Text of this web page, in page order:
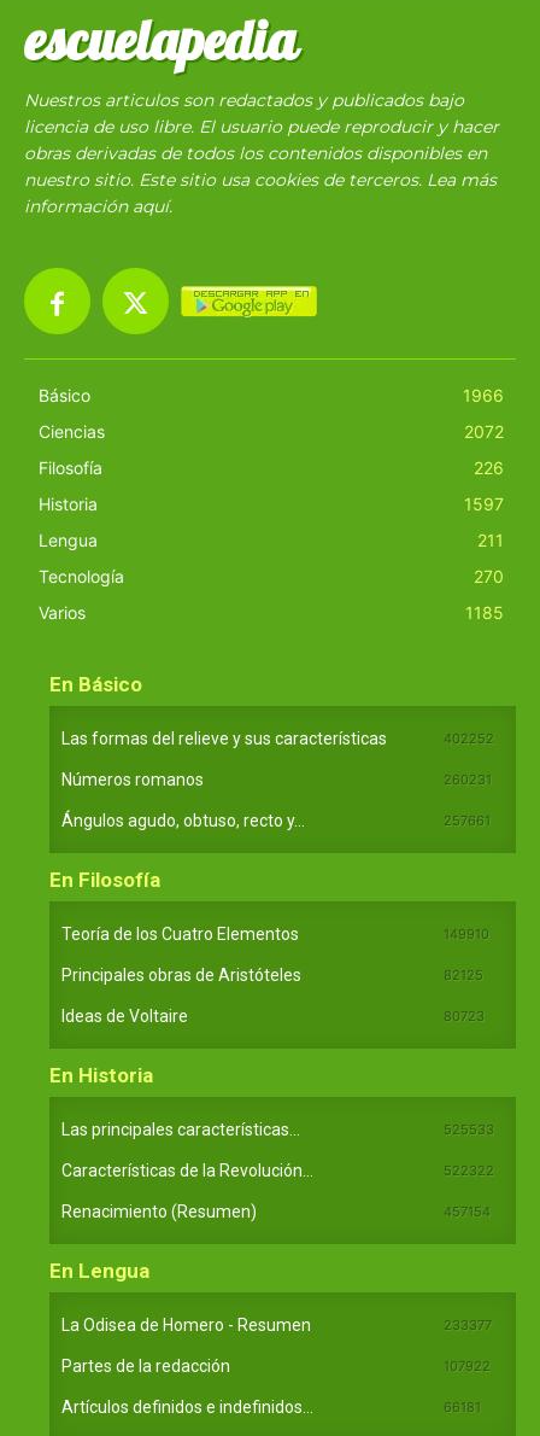
escuelapedia
Nuestros articulos son redactados y publicados bajo
licencia de uso libre. El usuario puede reproducir y hacer
obras derivadas de todos los contenidos disponibles en
nuestro sitio. Este sitio usa cookies de terceros. Lea más
información aquí.
Básico
1966
Ciencias
2072
Filosofía
226
Historia
1597
Lengua
211
Tecnología
270
Varios
1185
En Básico
Las formas del relieve y sus características 402252
Números romanos 260231
Ángulos agudo, obtuso, recto y... 257661
En Filosofía
Teoría de los Cuatro Elementos 149910
Principales obras de Aristóteles 82125
Ideas de Voltaire 80723
En Historia
Las principales características... 525533
Características de la Revolución... 522322
Renacimiento (Resumen) 457154
En Lengua
La Odisea de Homero - Resumen 233377
Partes de la redacción 107922
Artículos definidos e indefinidos... 66181